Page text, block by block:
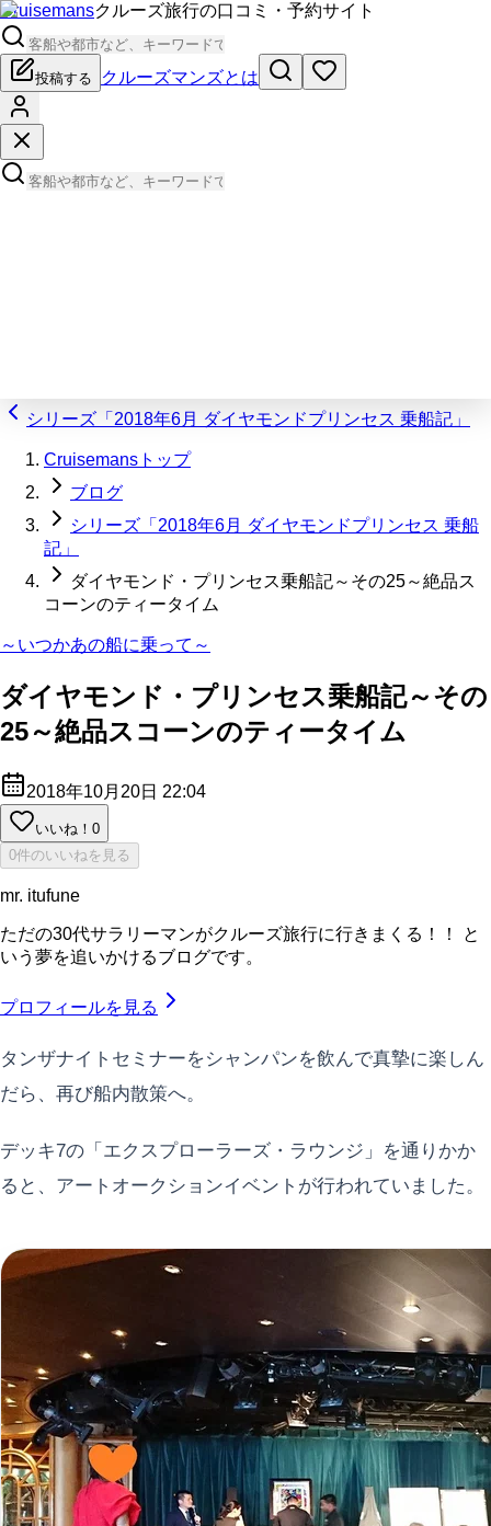
Cruisemansクルーズ旅行の口コミ・予約サイト
投稿する クルーズマンズとは
シリーズ「2018年6月 ダイヤモンドプリンセス 乗船記」
Cruisemansトップ
ブログ
シリーズ「2018年6月 ダイヤモンドプリンセス 乗船
記」
ダイヤモンド・プリンセス乗船記～その25～絶品ス
コーンのティータイム
～いつかあの船に乗って～
ダイヤモンド・プリンセス乗船記～その
25～絶品スコーンのティータイム
2018年10月20日 22:04
いいね！ 0
0件のいいねを見る
mr. itufune
ただの30代サラリーマンがクルーズ旅行に行きまくる！！ と
いう夢を追いかけるブログです。
プロフィールを見る
タンザナイトセミナーをシャンパンを飲んで真摯に楽しん
だら、再び船内散策へ。
デッキ7の「エクスプローラーズ・ラウンジ」を通りかか
ると、アートオークションイベントが行われていました。